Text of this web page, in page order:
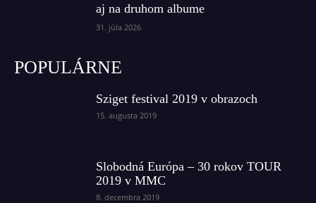
aj na druhom albume
31. júla 2026
POPULÁRNE
Sziget festival 2019 v obrazoch
15. augusta 2019
Slobodná Európa – 30 rokov TOUR
2019 v MMC
8. decembra 2019